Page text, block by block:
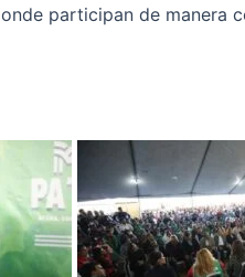
participan de manera